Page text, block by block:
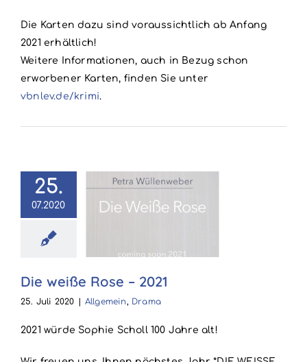
Die Karten dazu sind voraussichtlich ab Anfang
2021 erhältlich!
Weitere Informationen, auch in Bezug schon
erworbener Karten, finden Sie unter
vbnlev.de/krimi.
25.
07.2020
Rose –
Die weiße Rose – 2021
25. Juli 2020 Allgemein, Drama
2021 würde Sophie Scholl 100 Jahre alt!